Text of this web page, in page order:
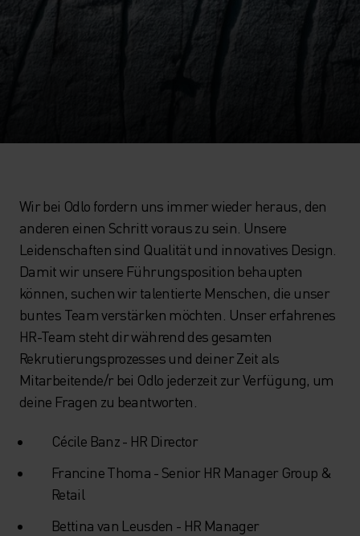
Wir bei Odlo fordern uns immer wieder heraus, den
anderen einen Schritt voraus zu sein. Unsere
Leidenschaften sind Qualität und innovatives Design.
Damit wir unsere Führungsposition behaupten
können, suchen wir talentierte Menschen, die unser
buntes Team verstärken möchten. Unser erfahrenes
HR-Team steht dir während des gesamten
Rekrutierungsprozesses und deiner Zeit als
Mitarbeitende/r bei Odlo jederzeit zur Verfügung, um
deine Fragen zu beantworten.
Cécile Banz - HR Director
Francine Thoma - Senior HR Manager Group &
Retail
Bettina van Leusden - HR Manager